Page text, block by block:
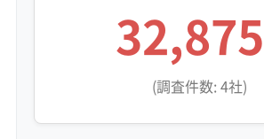
32,875
(調査件数: 4社)